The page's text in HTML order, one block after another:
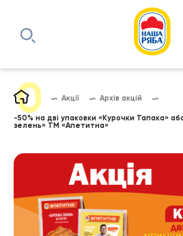
Акції Архів акцій
-50% на дві упаковки «Курочки Тапака»
зелень» ТМ «Апетитна»